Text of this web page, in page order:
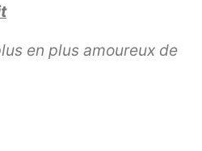
en plus amoureux de